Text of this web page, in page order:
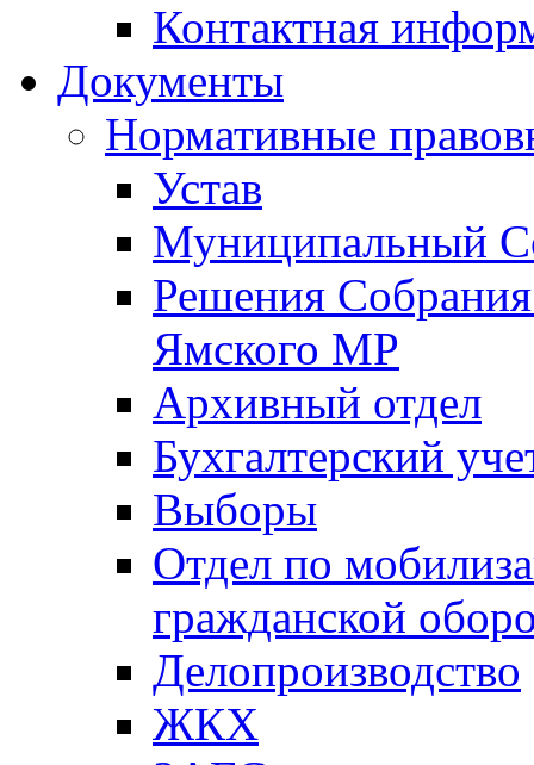
Контактная
Документы
Нормативные
Устав
Муниципальный
Решения
Ямского МР
Архивный отдел
Бухгалтерский
Выборы
Отдел по
гражданской
Делопроизводство
ЖКХ